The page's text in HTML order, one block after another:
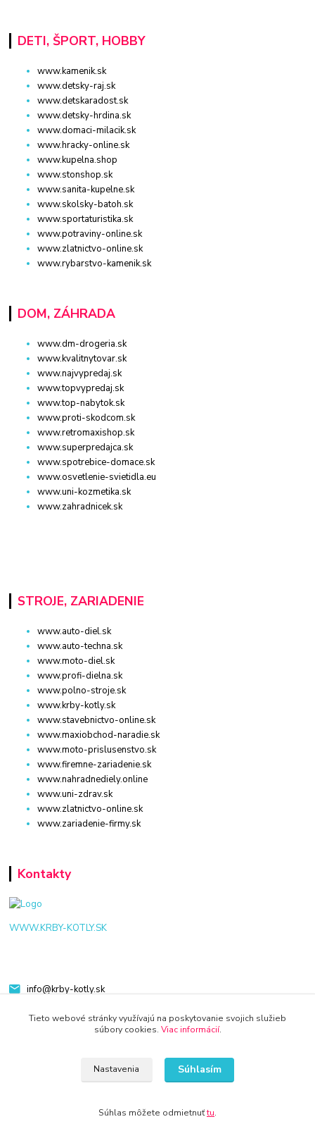
DETI, ŠPORT, HOBBY
www.kamenik.sk
www.detsky-raj.sk
www.detskaradost.sk
www.detsky-hrdina.sk
www.domaci-milacik.sk
www.hracky-online.sk
www.kupelna.shop
www.stonshop.sk
www.sanita-kupelne.sk
www.skolsky-batoh.sk
www.sportaturistika.sk
www.potraviny-online.sk
www.zlatnictvo-online.sk
www.rybarstvo-kamenik.sk
DOM, ZÁHRADA
www.dm-drogeria.sk
www.kvalitnytovar.sk
www.najvypredaj.sk
www.topvypredaj.sk
www.top-nabytok.sk
www.proti-skodcom.sk
www.retromaxishop.sk
www.superpredajca.sk
www.spotrebice-domace.sk
www.osvetlenie-svietidla.eu
www.uni-kozmetika.sk
www.zahradnicek.sk
STROJE, ZARIADENIE
www.auto-diel.sk
www.auto-techna.sk
www.moto-diel.sk
www.profi-dielna.sk
www.polno-stroje.sk
www.krby-kotly.sk
www.stavebnictvo-online.sk
www.maxiobchod-naradie.sk
www.moto-prislusenstvo.sk
www.firemne-zariadenie.sk
www.nahradnediely.online
www.uni-zdrav.sk
www.zlatnictvo-online.sk
www.zariadenie-firmy.sk
Kontakty
WWW.KRBY-KOTLY.SK
info@krby-kotly.sk
Tieto webové stránky využívajú na poskytovanie svojich služieb
súbory cookies. Viac informácií.
Nastavenia Súhlasím
Súhlas môžete odmietnuťtu.